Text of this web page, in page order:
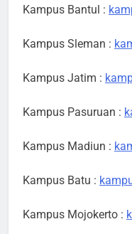
Kampus Bantul :
Kampus Sleman :
Kampus Jatim :
Kampus Pasuruan :
Kampus Madiun :
Kampus Batu :
Kampus Mojokerto :